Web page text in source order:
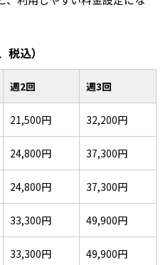
込）
週2回 週3回
21,500円 32,200円
24,800円 37,300円
24,800円 37,300円
33,300円 49,900円
33,300円 49,900円